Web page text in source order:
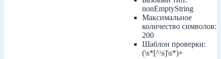
nonEmptyString
Максимальное
количество символов:
200
Шаблон проверки:
(\s*[^\s]\s*)+